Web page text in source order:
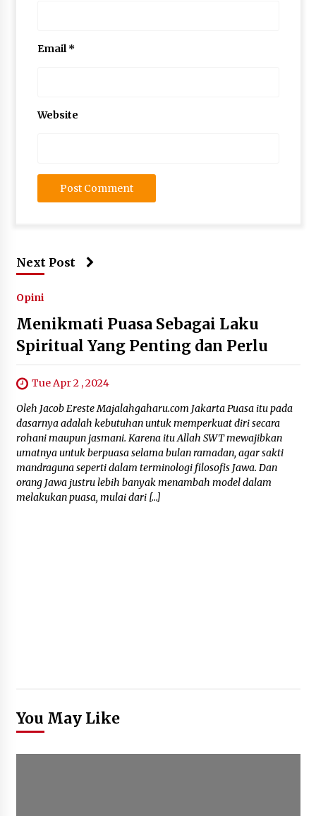
Email*
Website
Next Post
Opini
Menikmati Puasa Sebagai Laku
Spiritual Yang Penting dan Perlu
Tue Apr 2 , 2024
Oleh Jacob Ereste Majalahgaharu.com Jakarta Puasa itu pada
dasarnya adalah kebutuhan untuk memperkuat diri secara
rohani maupun jasmani. Karena itu Allah SWT mewajibkan
umatnya untuk berpuasa selama bulan ramadan, agar sakti
mandraguna seperti dalam terminologi filosofis Jawa. Dan
orang Jawa justru lebih banyak menambah model dalam
melakukan puasa, mulai dari […]
You May Like